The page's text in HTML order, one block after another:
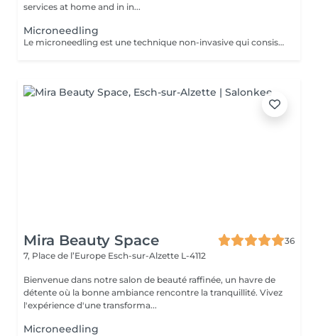
services at home and in in...
Microneedling
Le microneedling est une technique non-invasive qui consiste à créer des micro-perforations sur la peau à l'aide d'une pièce à main équipée de micro-aiguilles. A chaque passage, celles-ci stimulent l'épiderme et agissent sur la circulation sanguine. La production d'élastine, de fibroblastes et de collagène, responsables de l'élasticité et de la fermeté de la peau, est relancée, ce qui densifie le derme et booste sa qualité.
Mira Beauty Space
36
7, Place de l’Europe Esch-sur-Alzette L-4112
Bienvenue dans notre salon de beauté raffinée, un havre de
détente où la bonne ambiance rencontre la tranquillité. Vivez
l'expérience d'une transforma...
Microneedling